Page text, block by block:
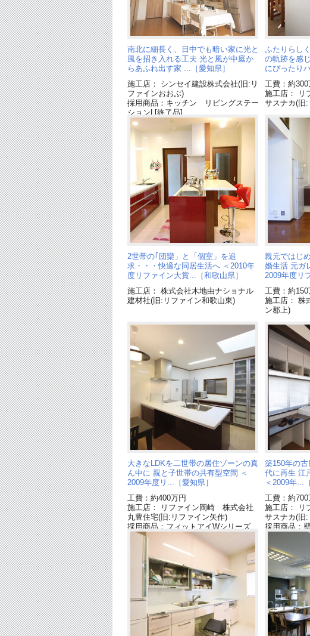
南北に細長く、日中でも暗い家に光と
風を招き入れる工夫 光と風が中庭か
らあふれ出す家 ...［愛知県］
施工店： シンセイ建設株式会社(旧:リ
ファインおおぶ)
採用商品：キッチン リビングステー
ションL[終了品]
ふたりらし
の軌跡を感
にぴったり
工費：約300
施工店： リ
サスナカ(旧
2世帯の｢団欒」と「個室」を追
求・・・快適な同居生活へ ＜2010年
度リファイン大賞...［和歌山県］
施工店： 株式会社木地由ナショナル
建材社(旧:リファイン和歌山東)
親元ではじ
婚生活 元ガ
2009年度リ
工費：約150
施工店： 株
ン郡上)
大きなLDKを二世帯の居住ゾーンの真
ん中に 親と子世帯の共有型空間 ＜
2009年度リ...［愛知県］
工費：約400万円
施工店： リファイン岡崎 株式会社
丸豊住宅(旧:リファイン矢作)
採用商品：フィットアイWシリーズ
[終了品]
築150年の
代に再生 江
＜2009年...
工費：約700
施工店： リ
サスナカ(旧
採用商品：
採用商品：
ションL[終了